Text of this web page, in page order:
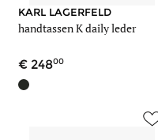
KARL LAGERFELD
handtassen K daily leder
24800